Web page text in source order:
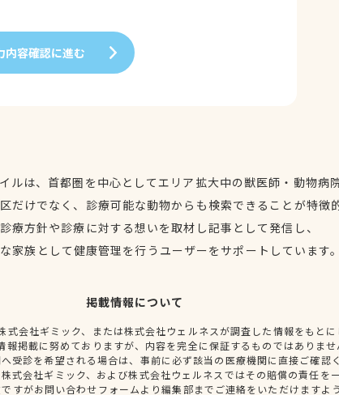
内容確認に進む
ルは、首都圏を中心としてエリア拡大中の獣医師・動物病
だけでなく、診療可能な動物からも検索できることが特徴的
療方針や診療に対する想いを取材し記事として発信し、
家族として健康管理を行うユーザーをサポートしています。
掲載情報について
式会社ギミック、または株式会社ウェルネスが調査した情報をもとに
報掲載に努めておりますが、内容を完全に保証するものではありませ
受診を希望される場合は、事前に必ず該当の医療機関に直接ご確認く
式会社ギミック、および株式会社ウェルネスではその賠償の責任を
すがお問い合わせフォームより編集部までご連絡をいただけますよ